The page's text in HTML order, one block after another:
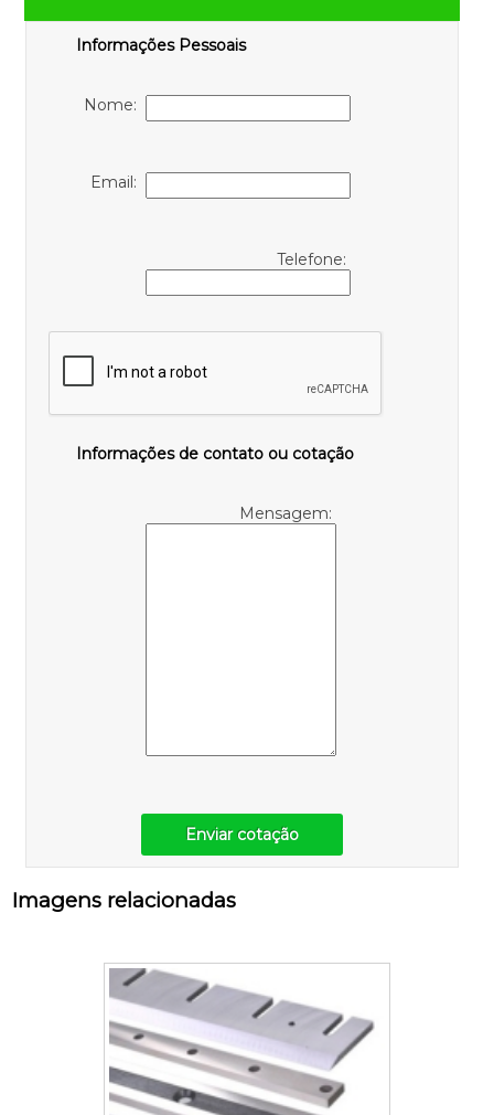
Informações Pessoais
Nome:
Email:
Telefone:
Informações de contato ou cotação
Mensagem:
Enviar cotação
Imagens relacionadas